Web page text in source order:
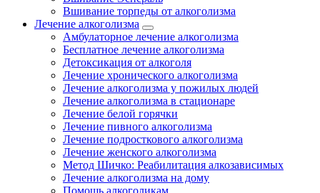
Вшивание торпеды от алкоголизма
Лечение алкоголизма
Амбулаторное лечение алкоголизма
Бесплатное лечение алкоголизма
Детоксикация от алкоголя
Лечение хронического алкоголизма
Лечение алкоголизма у пожилых людей
Лечение алкоголизма в стационаре
Лечение белой горячки
Лечение пивного алкоголизма
Лечение подросткового алкоголизма
Лечение женского алкоголизма
Метод Шичко: Реабилитация алкозависимых
Лечение алкоголизма на дому
Помощь алкоголикам